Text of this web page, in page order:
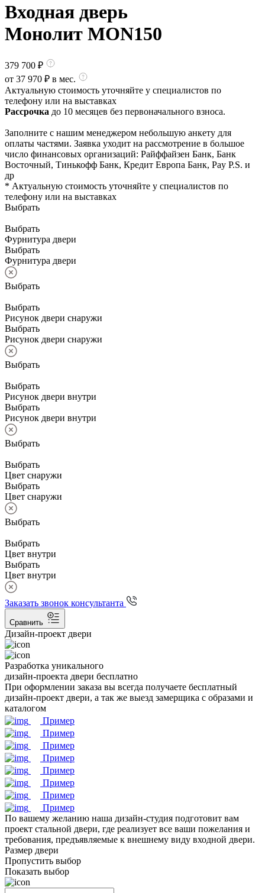
Входная дверь
Монолит MON150
379 700 ₽
от 37 970 ₽ в мес.
Актуальную стоимость уточняйте у специалистов по
телефону или на выставках
Рассрочка до 10 месяцев без первоначального взноса.
Заполните с нашим менеджером небольшую анкету для
оплаты частями. Заявка уходит на рассмотрение в большое
число финансовых организаций: Райффайзен Банк, Банк
Восточный, Тинькофф Банк, Кредит Европа Банк, Pay P.S. и
др
* Актуальную стоимость уточняйте у специалистов по
телефону или на выставках
Выбрать
Выбрать
Фурнитура двери
Выбрать
Фурнитура двери
Выбрать
Выбрать
Рисунок двери снаружи
Выбрать
Рисунок двери снаружи
Выбрать
Выбрать
Рисунок двери внутри
Выбрать
Рисунок двери внутри
Выбрать
Выбрать
Цвет снаружи
Выбрать
Цвет снаружи
Выбрать
Выбрать
Цвет внутри
Выбрать
Цвет внутри
Заказать звонок консультанта
Сравнить
Дизайн-проект двери
Разработка уникального
дизайн-проекта двери бесплатно
При оформлении заказа вы всегда получаете бесплатный
дизайн-проект двери, а так же выезд замерщика с образами и
каталогом
Пример
Пример
Пример
Пример
Пример
Пример
Пример
Пример
По вашему желанию наша дизайн-студия подготовит вам
проект стальной двери, где реализует все ваши пожелания и
требования, предъявляемые к внешнему виду входной двери.
Размер двери
Пропустить выбор
Показать выбор